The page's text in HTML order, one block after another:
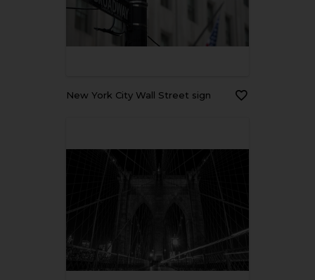
New York City Wall Street sign